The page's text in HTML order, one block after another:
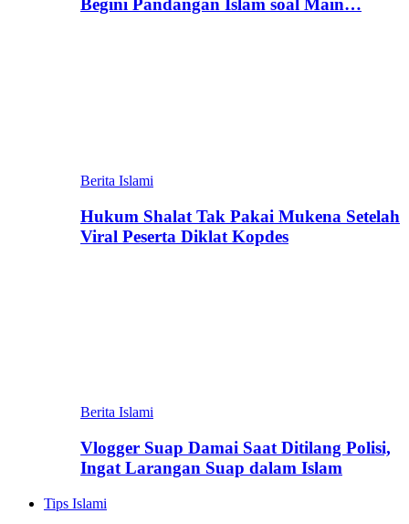
Begini Pandangan Islam soal Main…
Berita Islami
Hukum Shalat Tak Pakai Mukena Setelah
Viral Peserta Diklat Kopdes
Berita Islami
Vlogger Suap Damai Saat Ditilang Polisi,
Ingat Larangan Suap dalam Islam
Tips Islami